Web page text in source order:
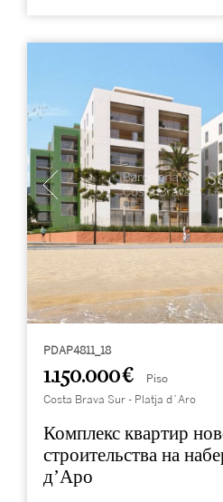
PDAP4811_18
1.150.000 € Piso
Costa Brava Sur - Platja d´Aro
Комплекс квартир
строительства на
д’Аро